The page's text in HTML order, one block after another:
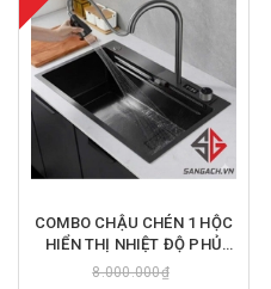
COMBO CHẬU CHÉN 1 HỘC
HIỂN THỊ NHIỆT ĐỘ PHỦ
NANO INOX 304 75X46 SAGA
8.000.000₫